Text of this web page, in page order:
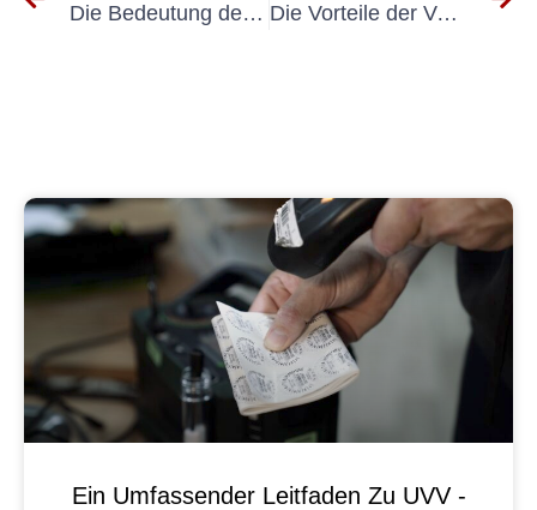
Die Bedeutung der ordnungsgemäßen Dokumentation für E-Checks: Ein Leitfaden für Unternehmen Die Vorteile der Verwendung von E-Check für elektronische Gerätekäufe
Ein Umfassender Leitfaden Zu UVV -